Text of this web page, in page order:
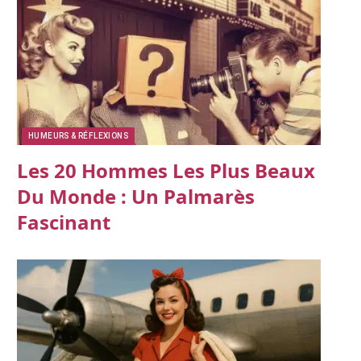
HUMEURS & RÉFLEXIONS
Les 20 Hommes Les Plus Beaux
Du Monde : Un Palmarès
Fascinant